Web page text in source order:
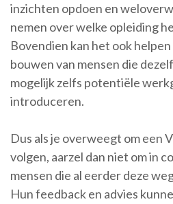
inzichten opdoen en
nemen over welke opleiding
Bovendien kan het ook
bouwen van mensen die
mogelijk zelfs potentiële
introduceren.
Dus als je overweegt om een
volgen, aarzel dan niet om in
mensen die al eerder deze
Hun feedback en advies